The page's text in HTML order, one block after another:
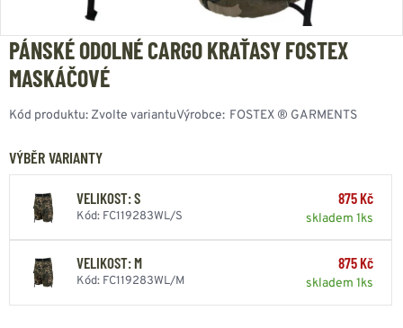
PÁNSKÉ ODOLNÉ CARGO KRAŤASY FOSTEX
MASKÁČOVÉ
Kód produktu: Zvolte variantuVýrobce: FOSTEX ® GARMENTS
VÝBĚR VARIANTY
VELIKOST: S
Kód: FC119283WL/S
875 Kč
skladem 1ks
VELIKOST: M
Kód: FC119283WL/M
875 Kč
skladem 1ks